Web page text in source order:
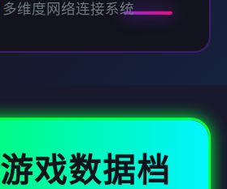
多维度网络连接系统
游戏数据档